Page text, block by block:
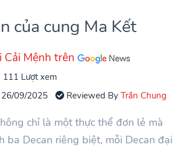
của cung Ma Kết
Cải Mệnh trên
111 Lượt xem
26/09/2025
Reviewed ByTrần Chung
chỉ là một thực thể đơn lẻ mà
ba Decan riêng biệt, mỗi Decan đại